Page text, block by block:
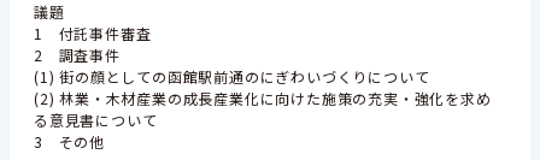
議題
1 付託事件審査
2 調査事件
(1) 街の顔としての函館駅前通のにぎわいづくりについて
(2) 林業・木材産業の成長産業化に向けた施策の充実・強化を求め
る意見書について
3 その他